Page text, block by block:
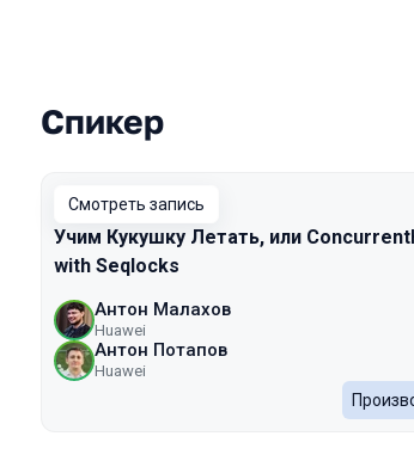
Выступления в сезоне 2023
Спикер
Смотреть запись
Учим Кукушку Летать, или
with Seqlocks
Антон Малахов
Huawei
Антон Потапов
Huawei